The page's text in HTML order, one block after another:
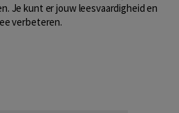
Je kunt er jouw leesvaardigheid en
verbeteren.